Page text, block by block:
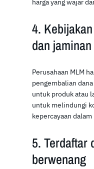
harga yang wajar
4.
dan
Perusahaan MLM
pengembalian
untuk produk atau
untuk melindungi
kepercayaan
5. Terdaftar
berwenang